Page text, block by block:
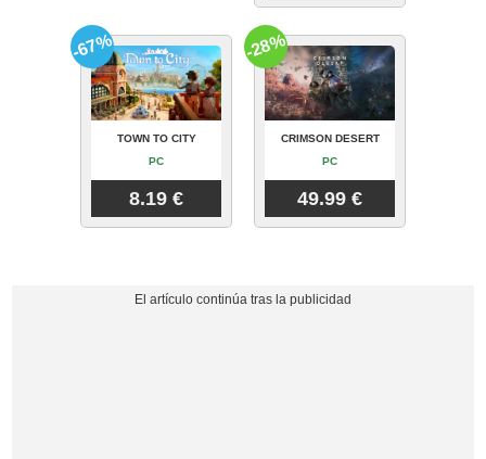
TOWN TO CITY
PC
8.19 €
-67%
CRIMSON DESERT
PC
49.99 €
-28%